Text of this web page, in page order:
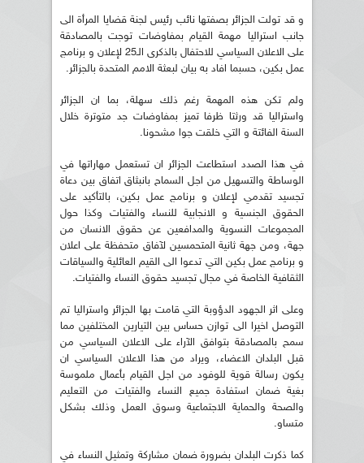
و قد تولت الجزائر بصفتها نائب رئيس لجنة قضايا المرأة الى
جانب استراليا مهمة القيام بمفاوضات توجت بالمصادقة
على الاعلان السياسي للاحتفال بالذكرى الـ25 لإعلان و برنامج
عمل بكين، حسبما افاد به بيان لبعثة الامم المتحدة بالجزائر.
ولم تكن هذه المهمة رغم ذلك سهلة، بما ان الجزائر
واستراليا قد ورثتا ظرفا تميز بمفاوضات جد متوترة خلال
السنة الفائتة و التي خلقت جوا مشحونا.
في هذا الصدد استطاعت الجزائر ان تستعمل مهاراتها في
الوساطة والتسهيل من اجل السماح بانبثاق اتفاق بين دعاة
تجسيد تقدمي لإعلان و برنامج عمل بكين، بالتأكيد على
الحقوق الجنسية و الانجابية للنساء والفتيات وكذا حول
المجموعات النسوية والمدافعين عن حقوق الانسان من
جهة، ومن جهة ثانية المتحمسين لآفاق متحفظة على اعلان
و برنامج عمل بكين التي تدعوا الى القيم العائلية والسياقات
الثقافية الخاصة في مجال تجسيد حقوق النساء والفتيات.
وعلى اثر الجهود الدؤوبة التي قامت بها الجزائر واستراليا تم
التوصل اخيرا الى توازن حساس بين التيارين المختلفين مما
سمح بالمصادقة بتوافق الآراء على الاعلان السياسي من
قبل البلدان الاعضاء، ويراد من هذا الاعلان السياسي ان
يكون رسالة قوية للوفود من اجل القيام بأعمال ملموسة
بغية ضمان استفادة جميع النساء والفتيات من التعليم
والصحة والحماية الاجتماعية وسوق العمل وذلك بشكل
متساو.
كما ذكرت البلدان بضرورة ضمان مشاركة وتمثيل النساء في